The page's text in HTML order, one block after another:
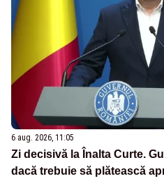
6 aug. 2026, 11:05
Zi decisivă la Înalta Curte.
dacă trebuie să plătească